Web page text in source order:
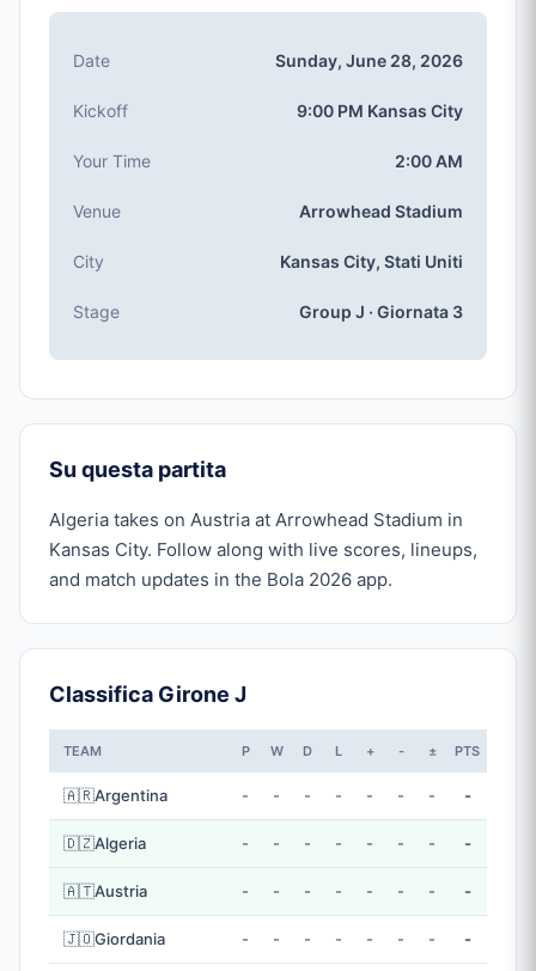
Stadio
Kansas City, Stati Uniti
Girone J, Giornata 3
#69 of 104
Algeria, Austria, Argentina, Giordania
Date Sunday, June 28, 2026
Kickoff 9:00 PM Kansas City
Your Time 2:00 AM
Venue Arrowhead Stadium
City Kansas City, Stati Uniti
Stage Group J · Giornata 3
Su questa partita
Algeria takes on Austria at Arrowhead Stadium in
Kansas City. Follow along with live scores, lineups,
and match updates in the Bola 2026 app.
Classifica Girone J
TEAM P W D L + - ± PTS
🇦🇷Argentina - - - - - - - -
🇩🇿Algeria - - - - - - - -
🇦🇹Austria - - - - - - - -
🇯🇴Giordania - - - - - - - -